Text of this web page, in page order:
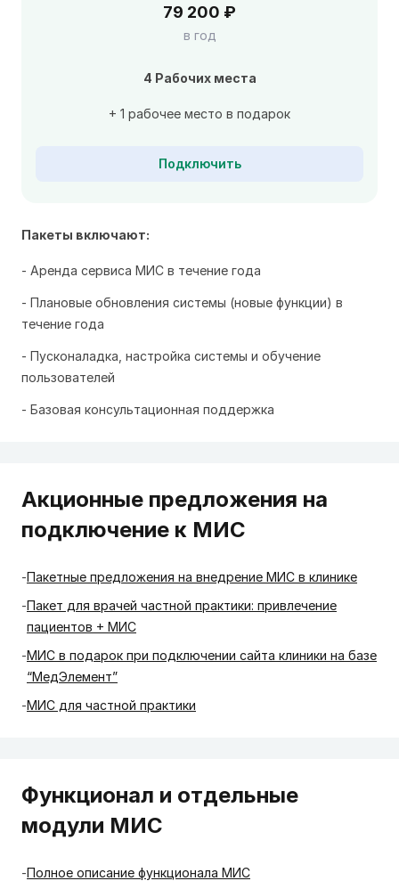
79 200 ₽
в год
4 Рабочих места
+ 1 рабочее место в подарок
Подключить
Пакеты включают:
Аренда сервиса МИС в течение года
Плановые обновления системы (новые функции) в
течение года
Пусконаладка, настройка системы и обучение
пользователей
Базовая консультационная поддержка
Акционные предложения на
подключение к МИС
Пакетные предложения на внедрение МИС в клинике
Пакет для врачей частной практики: привлечение
пациентов + МИС
МИС в подарок при подключении сайта клиники на базе
“МедЭлемент”
МИС для частной практики
Функционал и отдельные
модули МИС
Полное описание функционала МИС